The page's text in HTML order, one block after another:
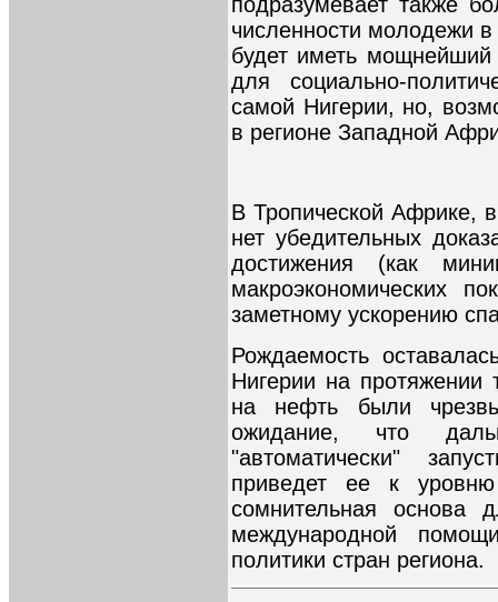
численности молодежи
будет иметь мощнейший
для социально-
самой Нигерии, но,
в регионе Западной
В Тропической Африке,
нет убедительных
достижения (как
макроэкономических
заметному ускорению
Рождаемость
Нигерии на протяжении
на нефть были
ожидание, что
"автоматически"
приведет ее к
сомнительная основа
международной
политики стран региона.